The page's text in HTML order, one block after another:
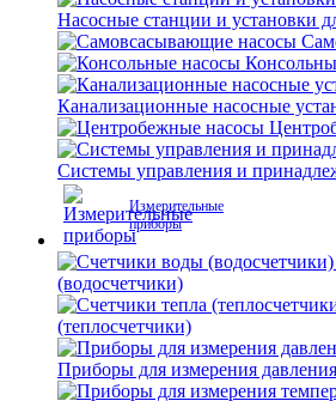
Насосные станции и установки
Канализационные насосные
Системы управления и
Измерительные
приборы
(водосчетчики)
(теплосчетчики)
Приборы для измерения